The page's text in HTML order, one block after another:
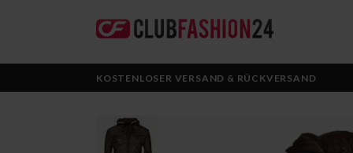
KOSTENLOSER VERSAND & RÜCKVERSAND